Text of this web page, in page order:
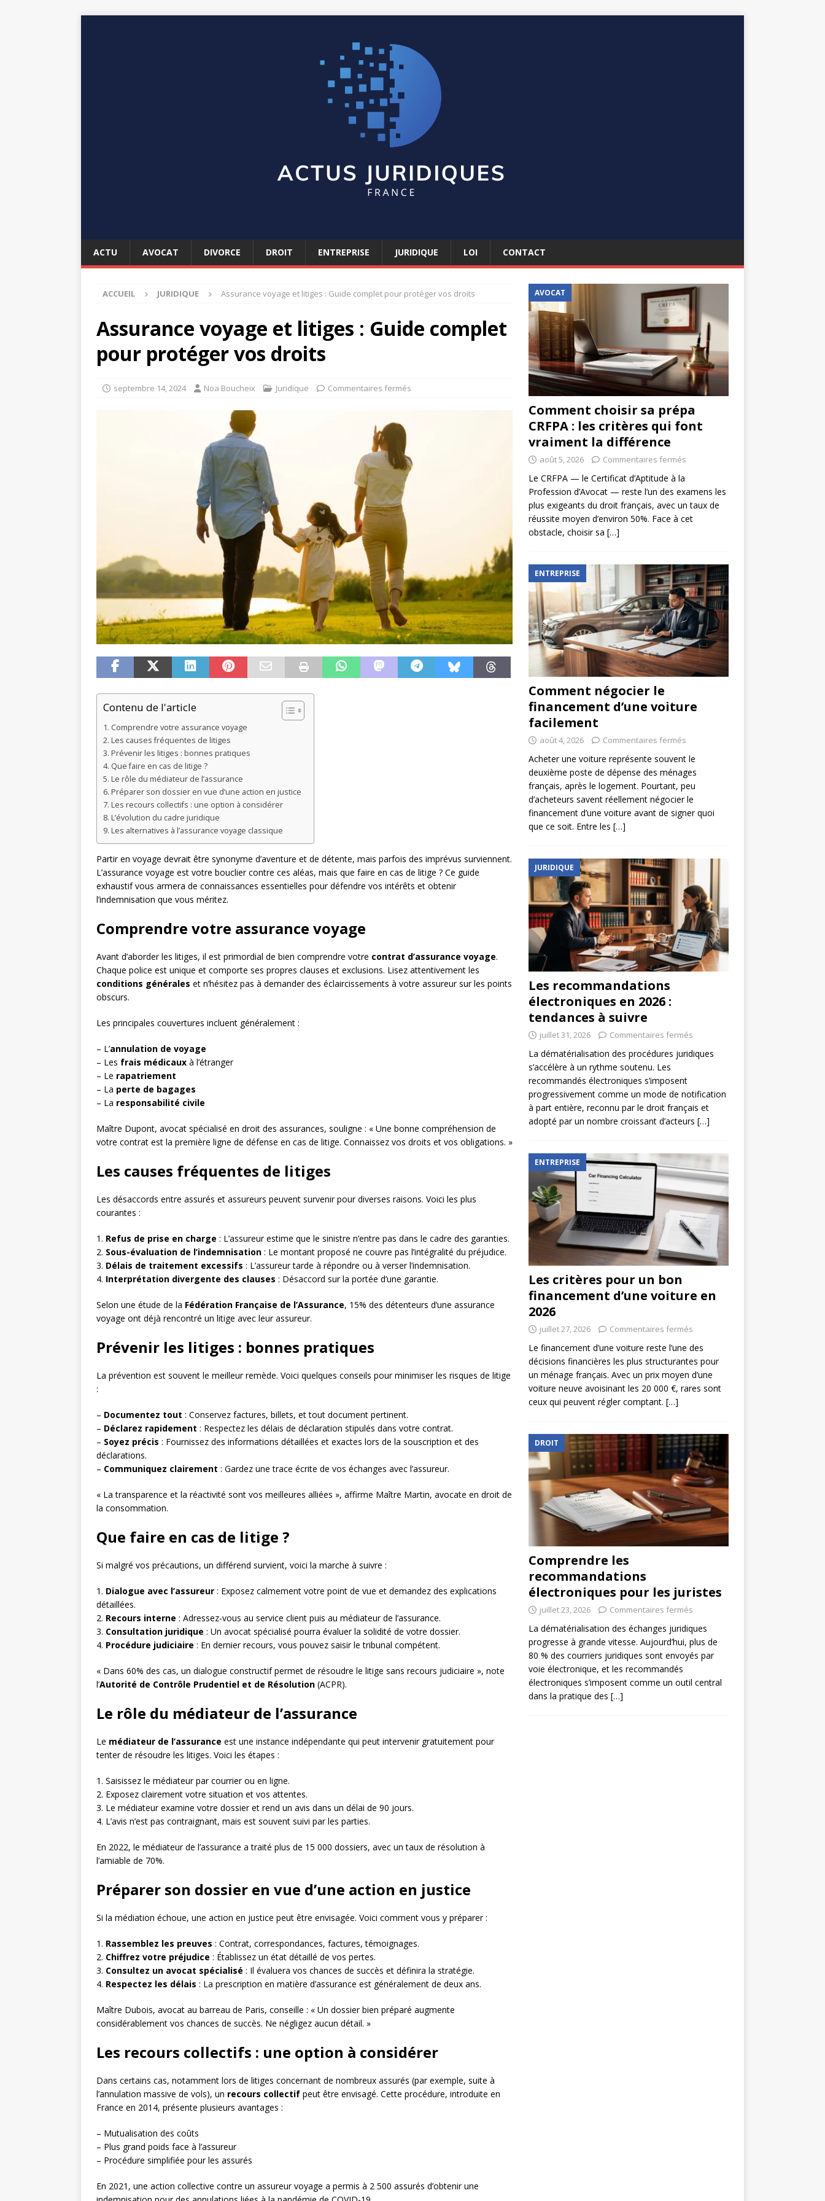
ACTU AVOCAT DIVORCE DROIT ENTREPRISE JURIDIQUE LOI CONTACT
ACCUEIL JURIDIQUE Assurance voyage et litiges : Guide complet pour protéger vos droits
Assurance voyage et litiges : Guide complet
pour protéger vos droits
septembre 14, 2024 Noa Boucheix Juridique Commentaires fermés
Contenu de l'article
Comprendre votre assurance voyage
Les causes fréquentes de litiges
Prévenir les litiges : bonnes pratiques
Que faire en cas de litige ?
Le rôle du médiateur de l’assurance
Préparer son dossier en vue d’une action en justice
Les recours collectifs : une option à considérer
L’évolution du cadre juridique
Les alternatives à l’assurance voyage classique
Partir en voyage devrait être synonyme d’aventure et de détente, mais parfois des imprévus surviennent.
L’assurance voyage est votre bouclier contre ces aléas, mais que faire en cas de litige ? Ce guide
exhaustif vous armera de connaissances essentielles pour défendre vos intérêts et obtenir
l’indemnisation que vous méritez.
Comprendre votre assurance voyage
Avant d’aborder les litiges, il est primordial de bien comprendre votre contrat d’assurance voyage.
Chaque police est unique et comporte ses propres clauses et exclusions. Lisez attentivement les
conditions générales et n’hésitez pas à demander des éclaircissements à votre assureur sur les points
obscurs.
Les principales couvertures incluent généralement :
– L’annulation de voyage
– Les frais médicaux à l’étranger
– Le rapatriement
– La perte de bagages
– La responsabilité civile
Maître Dupont, avocat spécialisé en droit des assurances, souligne : « Une bonne compréhension de
votre contrat est la première ligne de défense en cas de litige. Connaissez vos droits et vos obligations. »
Les causes fréquentes de litiges
Les désaccords entre assurés et assureurs peuvent survenir pour diverses raisons. Voici les plus
courantes :
1. Refus de prise en charge : L’assureur estime que le sinistre n’entre pas dans le cadre des garanties.
2. Sous-évaluation de l’indemnisation : Le montant proposé ne couvre pas l’intégralité du préjudice.
3. Délais de traitement excessifs : L’assureur tarde à répondre ou à verser l’indemnisation.
4. Interprétation divergente des clauses : Désaccord sur la portée d’une garantie.
Selon une étude de la Fédération Française de l’Assurance, 15% des détenteurs d’une assurance
voyage ont déjà rencontré un litige avec leur assureur.
Prévenir les litiges : bonnes pratiques
La prévention est souvent le meilleur remède. Voici quelques conseils pour minimiser les risques de litige
:
– Documentez tout : Conservez factures, billets, et tout document pertinent.
– Déclarez rapidement : Respectez les délais de déclaration stipulés dans votre contrat.
– Soyez précis : Fournissez des informations détaillées et exactes lors de la souscription et des
déclarations.
– Communiquez clairement : Gardez une trace écrite de vos échanges avec l’assureur.
« La transparence et la réactivité sont vos meilleures alliées », affirme Maître Martin, avocate en droit de
la consommation.
Que faire en cas de litige ?
Si malgré vos précautions, un différend survient, voici la marche à suivre :
1. Dialogue avec l’assureur : Exposez calmement votre point de vue et demandez des explications
détaillées.
2. Recours interne : Adressez-vous au service client puis au médiateur de l’assurance.
3. Consultation juridique : Un avocat spécialisé pourra évaluer la solidité de votre dossier.
4. Procédure judiciaire : En dernier recours, vous pouvez saisir le tribunal compétent.
« Dans 60% des cas, un dialogue constructif permet de résoudre le litige sans recours judiciaire », note
l’Autorité de Contrôle Prudentiel et de Résolution (ACPR).
Le rôle du médiateur de l’assurance
Le médiateur de l’assurance est une instance indépendante qui peut intervenir gratuitement pour
tenter de résoudre les litiges. Voici les étapes :
1. Saisissez le médiateur par courrier ou en ligne.
2. Exposez clairement votre situation et vos attentes.
3. Le médiateur examine votre dossier et rend un avis dans un délai de 90 jours.
4. L’avis n’est pas contraignant, mais est souvent suivi par les parties.
En 2022, le médiateur de l’assurance a traité plus de 15 000 dossiers, avec un taux de résolution à
l’amiable de 70%.
Préparer son dossier en vue d’une action en justice
Si la médiation échoue, une action en justice peut être envisagée. Voici comment vous y préparer :
1. Rassemblez les preuves : Contrat, correspondances, factures, témoignages.
2. Chiffrez votre préjudice : Établissez un état détaillé de vos pertes.
3. Consultez un avocat spécialisé : Il évaluera vos chances de succès et définira la stratégie.
4. Respectez les délais : La prescription en matière d’assurance est généralement de deux ans.
Maître Dubois, avocat au barreau de Paris, conseille : « Un dossier bien préparé augmente
considérablement vos chances de succès. Ne négligez aucun détail. »
Les recours collectifs : une option à considérer
Dans certains cas, notamment lors de litiges concernant de nombreux assurés (par exemple, suite à
l’annulation massive de vols), un recours collectif peut être envisagé. Cette procédure, introduite en
France en 2014, présente plusieurs avantages :
– Mutualisation des coûts
– Plus grand poids face à l’assureur
– Procédure simplifiée pour les assurés
En 2021, une action collective contre un assureur voyage a permis à 2 500 assurés d’obtenir une
AVOCAT
Comment choisir sa prépa
CRFPA : les critères qui font
vraiment la différence
août 5, 2026 Commentaires fermés
Le CRFPA — le Certificat d’Aptitude à la
Profession d’Avocat — reste l’un des examens les
plus exigeants du droit français, avec un taux de
réussite moyen d’environ 50%. Face à cet
obstacle, choisir sa […]
ENTREPRISE
Comment négocier le
financement d’une voiture
facilement
août 4, 2026 Commentaires fermés
Acheter une voiture représente souvent le
deuxième poste de dépense des ménages
français, après le logement. Pourtant, peu
d’acheteurs savent réellement négocier le
financement d’une voiture avant de signer quoi
que ce soit. Entre les […]
JURIDIQUE
Les recommandations
électroniques en 2026 :
tendances à suivre
juillet 31, 2026 Commentaires fermés
La dématérialisation des procédures juridiques
s’accélère à un rythme soutenu. Les
recommandés électroniques s’imposent
progressivement comme un mode de notification
à part entière, reconnu par le droit français et
adopté par un nombre croissant d’acteurs […]
ENTREPRISE
Les critères pour un bon
financement d’une voiture en
2026
juillet 27, 2026 Commentaires fermés
Le financement d’une voiture reste l’une des
décisions financières les plus structurantes pour
un ménage français. Avec un prix moyen d’une
voiture neuve avoisinant les 20 000 €, rares sont
ceux qui peuvent régler comptant. […]
DROIT
Comprendre les
recommandations
électroniques pour les juristes
juillet 23, 2026 Commentaires fermés
La dématérialisation des échanges juridiques
progresse à grande vitesse. Aujourd’hui, plus de
80 % des courriers juridiques sont envoyés par
voie électronique, et les recommandés
électroniques s’imposent comme un outil central
dans la pratique des […]